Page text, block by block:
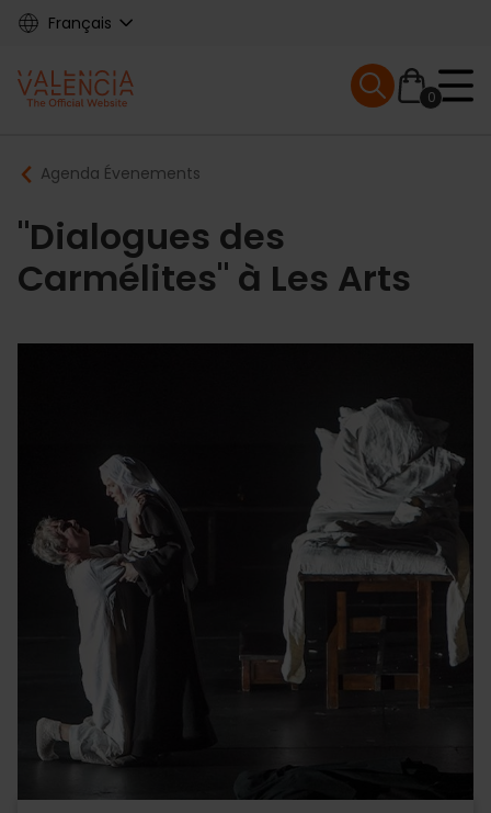
Skip
content
Français
Main
navigation
0
Mobile menu
Breadcrumb
Agenda Évenements
"Dialogues des
Carmélites" à Les Arts